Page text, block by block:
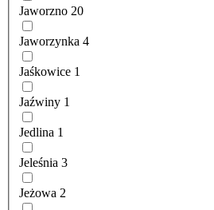
Jaworzno 20
Jaworzynka 4
Jaśkowice 1
Jaźwiny 1
Jedlina 1
Jeleśnia 3
Jeżowa 2